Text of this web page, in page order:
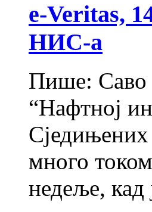
e-Veritas,
НИС-а
Пише: Саво
“Нафтној
много
недеље, кад